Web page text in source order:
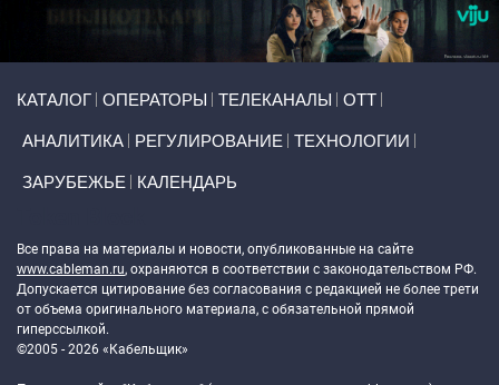
КАТАЛОГ ОПЕРАТОРЫ ТЕЛЕКАНАЛЫ ОТТ
АНАЛИТИКА РЕГУЛИРОВАНИЕ ТЕХНОЛОГИИ
ЗАРУБЕЖЬЕ КАЛЕНДАРЬ
Все права на материалы и новости, опубликованные на сайте
www.cableman.ru, охраняются в соответствии с законодательством РФ.
Допускается цитирование без согласования с редакцией не более трети
от объема оригинального материала, с обязательной прямой
гиперссылкой.
©2005 - 2026 «Кабельщик»